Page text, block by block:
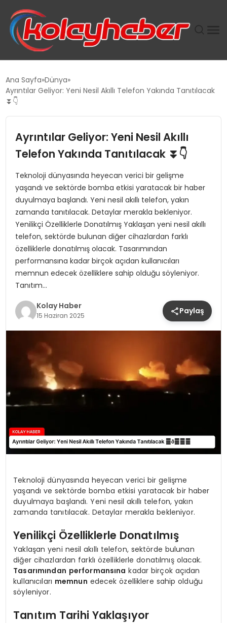
SUWEN’IN İSTIHDAM MODELI EKONOMIDE KADIN
TANYER YAPI ZEMIN MÜHENDISLIĞINDE HEDEF
BÜYÜTTÜ
TOROSLAR’DA PAZAR GERGİNLİĞİ!
Ana Sayfa Dünya
Ayrıntılar Geliyor: Yeni Nesil Akıllı Telefon Yakında Tanıtılacak
⏬👇
Ayrıntılar Geliyor: Yeni Nesil Akıllı
Telefon Yakında Tanıtılacak ⏬👇
Teknoloji dünyasında heyecan verici bir gelişme
yaşandı ve sektörde bomba etkisi yaratacak bir haber
duyulmaya başlandı. Yeni nesil akıllı telefon, yakın
zamanda tanıtılacak. Detaylar merakla bekleniyor.
Yenilikçi Özelliklerle Donatılmış Yaklaşan yeni nesil akıllı
telefon, sektörde bulunan diğer cihazlardan farklı
özelliklerle donatılmış olacak. Tasarımından
performansına kadar birçok açıdan kullanıcıları
memnun edecek özelliklere sahip olduğu söyleniyor.
Tanıtım…
Kolay Haber
15 Haziran 2025 Paylaş
Teknoloji dünyasında heyecan verici bir gelişme
yaşandı ve sektörde bomba etkisi yaratacak bir haber
duyulmaya başlandı. Yeni nesil akıllı telefon, yakın
zamanda tanıtılacak. Detaylar merakla bekleniyor.
Yenilikçi Özelliklerle Donatılmış
Yaklaşan yeni nesil akıllı telefon, sektörde bulunan
diğer cihazlardan farklı özelliklerle donatılmış olacak.
Tasarımından performansına kadar birçok açıdan
kullanıcıları memnun edecek özelliklere sahip olduğu
söyleniyor.
Tanıtım Tarihi Yaklaşıyor